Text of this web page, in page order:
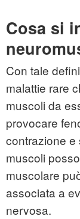
Cosa si
Con tale
malattie rare
muscoli da
provocare
contrazione e
muscoli
muscolare
associata a
nervosa.